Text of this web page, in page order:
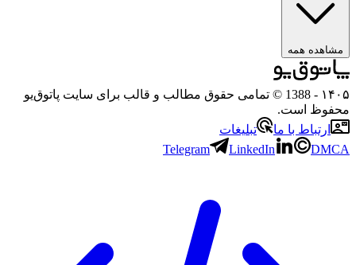
- 1388 © تمامی حقوق مطالب و قالب برای سایت پاتوق‌یو
با ما
تبلیغات
Telegram
LinkedIn